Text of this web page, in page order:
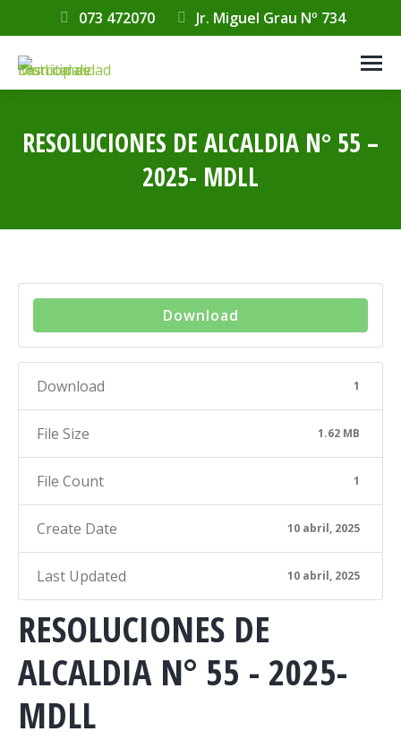
073 472070 Jr. Miguel Grau Nº 734
RESOLUCIONES DE ALCALDIA N° 55 –
2025- MDLL
Download
Download 1
File Size 1.62 MB
File Count 1
Create Date 10 abril, 2025
Last Updated 10 abril, 2025
RESOLUCIONES DE
ALCALDIA N° 55 - 2025-
MDLL